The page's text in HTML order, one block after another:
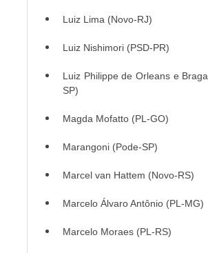
Luiz Lima (Novo-RJ)
Luiz Nishimori (PSD-PR)
Luiz Philippe de Orleans e
SP)
Magda Mofatto (PL-GO)
Marangoni (Pode-SP)
Marcel van Hattem (Novo-RS)
Marcelo Álvaro Antônio (PL-MG)
Marcelo Moraes (PL-RS)